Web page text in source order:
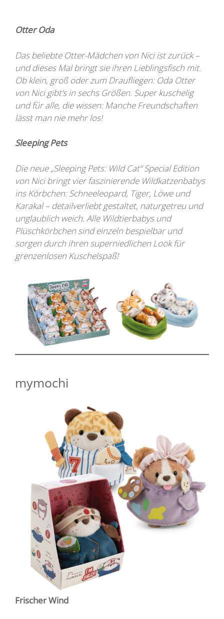
Otter Oda
Das beliebte Otter-Mädchen von Nici ist zurück –
und dieses Mal bringt sie ihren Lieblingsfisch mit.
Ob klein, groß oder zum Draufliegen: Oda Otter
von Nici gibt’s in sechs Größen. Super kuschelig
und für alle, die wissen: Manche Freundschaften
lässt man nie mehr los!
Sleeping Pets
Die neue „Sleeping Pets: Wild Cat“ Special Edition
von Nici bringt vier faszinierende Wildkatzenbabys
ins Körbchen: Schneeleopard, Tiger, Löwe und
Karakal – detailverliebt gestaltet, naturgetreu und
unglaublich weich. Alle Wildtierbabys und
Plüschkörbchen sind einzeln bespielbar und
sorgen durch ihren superniedlichen Look für
grenzenlosen Kuschelspaß!
mymochi
Frischer Wind